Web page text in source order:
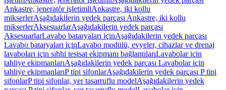
Ankastre, jeneratör işletimliAnkastre, iki kollu
mikserlerAşağıdakilerin yedek parçası Ankastre, iki kollu
mikserlerAksesuarlarAşağıdakilerin yedek parçası
AksesuarlarLavabo bataryaları içinAşağıdakilerin yedek parçası
Lavabo bataryaları içinLavabo modülü, evyeler, cihazlar ve drenaj
lavaboları için sıhhi tesisat ekipmanı bağlantılarıLavabolar için
tahliye ekipmanlarıAşağıdakilerin yedek parçası Lavabolar için
tahliye ekipmanlarıP tipi sifonlarAşağıdakilerin yedek parçası P tipi
sifonlarP tipi sifonlar, yer tasarruflu modelAşağıdakilerin yedek